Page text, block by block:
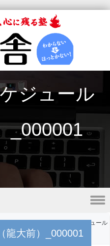
ジュール
_000001
龍大前）_000001
土曜補習スケジュール